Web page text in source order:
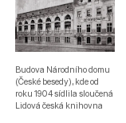
Budova Národního domu
(České besedy), kde od
roku 1904 sídlila sloučená
Lidová česká knihovna